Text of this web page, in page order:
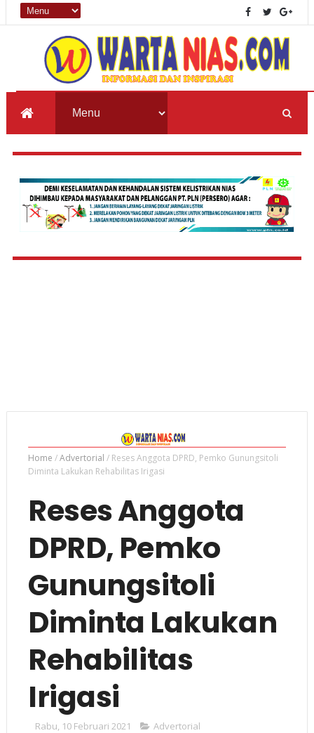
Home /Advertorial / Reses Anggota DPRD, Pemko Gunungsitoli
Diminta Lakukan Rehabilitas Irigasi
Reses Anggota
DPRD, Pemko
Gunungsitoli
Diminta Lakukan
Rehabilitas
Irigasi
Rabu, 10 Februari 2021 Advertorial